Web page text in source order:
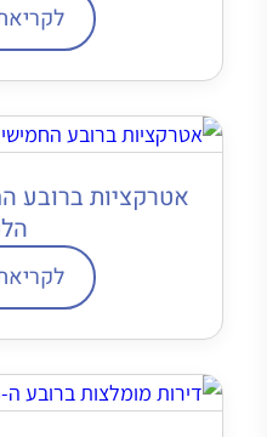
אטרקציות ברובע